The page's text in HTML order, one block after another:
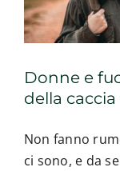
Donne e
della
Non fanno
ci sono, e da